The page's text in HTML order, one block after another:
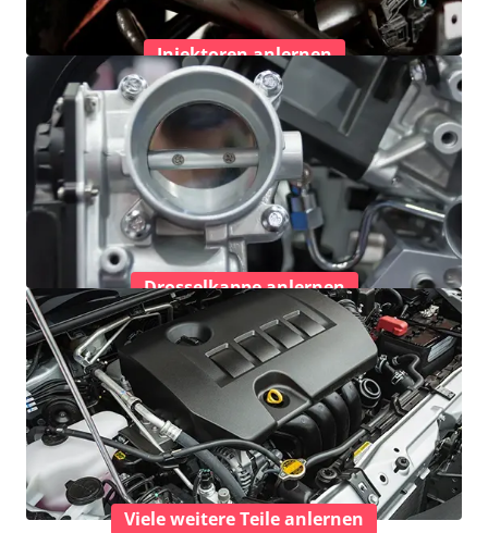
Injektoren anlernen
Drosselkappe anlernen
Viele weitere Teile anlernen